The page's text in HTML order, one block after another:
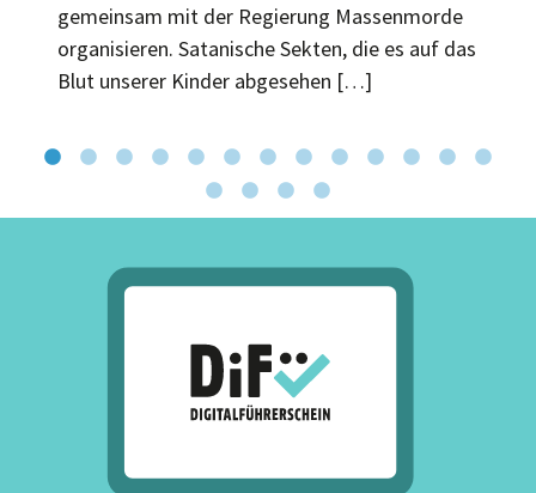
gemeinsam mit der Regierung Massenmorde
organisieren. Satanische Sekten, die es auf das
Blut unserer Kinder abgesehen […]